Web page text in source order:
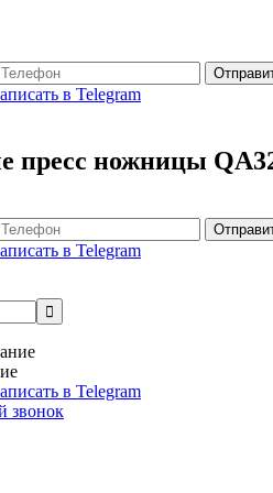
пресс ножницы
звонок